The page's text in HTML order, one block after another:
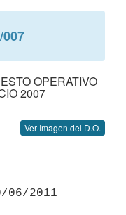
007
OPERATIVO
2007
Ver Imagen del D.O.
06/2011